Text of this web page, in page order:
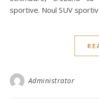
sportive. Noul SUV
Administrator